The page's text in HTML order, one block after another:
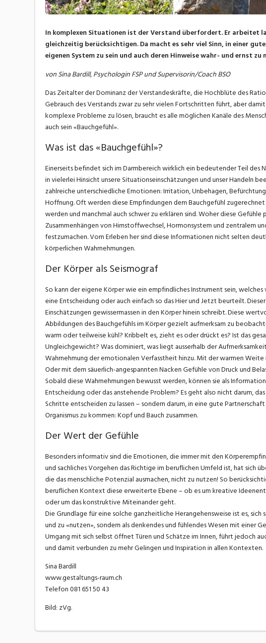
In komplexen Situationen ist der Verstand überfordert. Er arbeitet
gleichzeitig berücksichtigen. Da macht es sehr viel Sinn, in einer
eigenen System zu sein und auch deren Hinweise wahr- und ernst zu
von Sina Bardill, Psychologin FSP und Supervisorin/Coach BSO
Das Zeitalter der Dominanz der Verstandeskräfte, die Hochblüte des
Gebrauch des Verstands zwar zu sehr vielen Fortschritten führt, aber
komplexe Probleme zu lösen, braucht es alle möglichen Kanäle des
auch sein «Bauchgefühl».
Was ist das «Bauchgefühl»?
Einerseits befindet sich im Darmbereich wirklich ein bedeutender Teil des
in vielerlei Hinsicht unsere Situationseinschätzungen und unser Handeln
zahlreiche unterschiedliche Emotionen: Irritation, Unbehagen,
Hoffnung. Oft werden diese Empfindungen dem Bauchgefühl
werden und manchmal auch schwer zu erklären sind. Woher diese
Zusammenhängen von Hirnstoffwechsel, Hormonsystem und zentralem
festzumachen. Vom Erleben her sind diese Informationen nicht selten
körperlichen Wahrnehmungen.
Der Körper als Seismograf
So kann der eigene Körper wie ein empfindliches Instrument sein,
eine Entscheidung oder auch einfach so das Hier und Jetzt beurteilt.
Einschätzungen gewissermassen in den Körper hinein schreibt. Diese
Abbildungen des Bauchgefühls im Körper gezielt aufmerksam zu
warm oder teilweise kühl? Kribbelt es, zieht es oder drückt es? Ist das
Ungleichgewicht? Was dominiert, was liegt ausserhalb der
Wahrnehmung der emotionalen Verfasstheit hinzu. Mit der warmen
Oder mit dem säuerlich-angespannten Nacken Gefühle von Druck und
Sobald diese Wahrnehmungen bewusst werden, können sie als
Entscheidung oder das anstehende Problem? Es geht also nicht darum,
Schritte entscheiden zu lassen – sondern darum, in eine gute
Organismus zu kommen: Kopf und Bauch zusammen.
Der Wert der Gefühle
Besonders informativ sind die Emotionen, die immer mit den
und sachliches Vorgehen das Richtige im beruflichen Umfeld ist, hat sich
die das menschliche Potenzial ausmachen, nicht zu nutzen! So
beruflichen Kontext diese erweiterte Ebene – ob es um kreative
oder um das konstruktive Miteinander geht.
Die Grundlage für eine solche ganzheitliche Herangehensweise ist es, sich
und zu «nutzen», sondern als denkendes und fühlendes Wesen mit einer
Umgang mit sich selbst öffnet Türen und Schätze im Innen, führt jedoch
und damit verbunden zu mehr Gelingen und Inspiration in allen Kontexten.
Sina Bardill
www.gestaltungs-raum.ch
Telefon 081 651 50 43
Bild: zVg.